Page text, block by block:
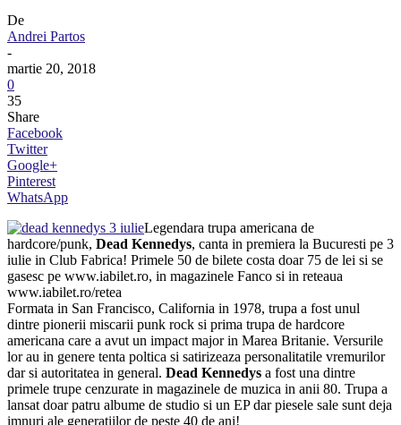
De
Andrei Partos
-
martie 20, 2018
0
35
Share
Facebook
Twitter
Google+
Pinterest
WhatsApp
Legendara trupa americana de
hardcore/punk, Dead Kennedys, canta in premiera la Bucuresti pe 3
iulie in Club Fabrica! Primele 50 de bilete costa doar 75 de lei si se
gasesc pe www.iabilet.ro, in magazinele Fanco si in reteaua
www.iabilet.ro/retea
Formata in San Francisco, California in 1978, trupa a fost unul
dintre pionerii miscarii punk rock si prima trupa de hardcore
americana care a avut un impact major in Marea Britanie. Versurile
lor au in genere tenta poltica si satirizeaza personalitatile vremurilor
dar si autoritatea in general. Dead Kennedys a fost una dintre
primele trupe cenzurate in magazinele de muzica in anii 80. Trupa a
lansat doar patru albume de studio si un EP dar piesele sale sunt deja
imnuri ale generatiilor de peste 40 de ani!